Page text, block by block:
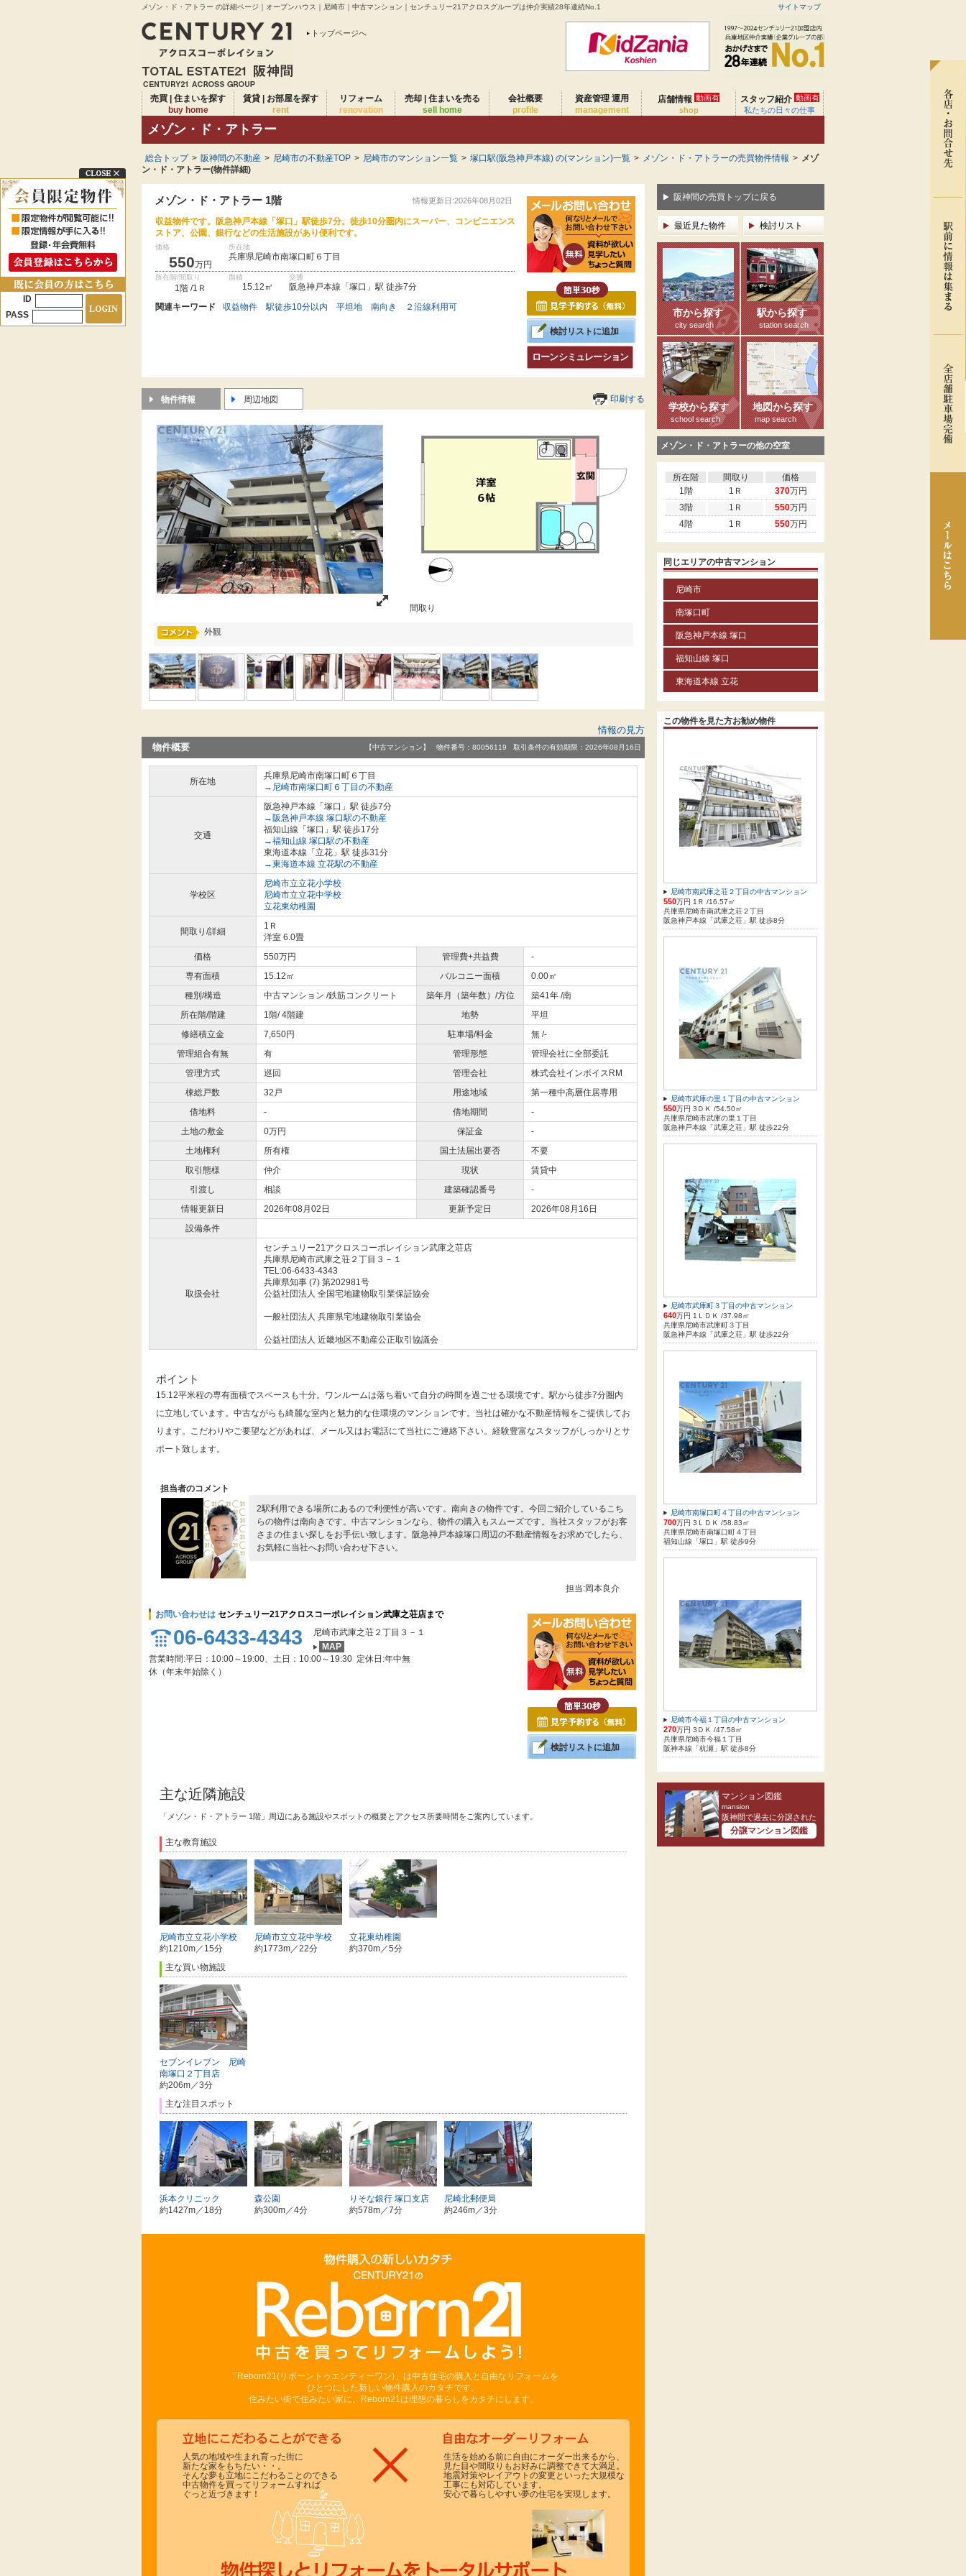
メゾン・ド・アトラー の詳細ページ｜オープンハウス｜尼崎市｜中古マンション｜センチュリー21アクロスグループは仲介実績28年連続No.1 サイトマップ
トップページへ
売買 | 住まいを探す
buy home
賃貸 | お部屋を探す
rent
リフォーム
renovation
売却 | 住まいを売る
sell home
会社概要
profile
資産管理 運用
management
店舗情報 動画有
shop
スタッフ紹介 動画有
私たちの日々の仕事
メゾン・ド・アトラー
総合トップ > 阪神間の不動産 > 尼崎市の不動産TOP > 尼崎市のマンション一覧 > 塚口駅(阪急神戸本線) の(マンション)一覧 > メゾン・ド・アトラーの売買物件情報 > メゾ
ン・ド・アトラー(物件詳細)
メゾン・ド・アトラー 1階 情報更新日:2026年08月02日
収益物件です。阪急神戸本線「塚口」駅徒歩7分。徒歩10分圏内にスーパー、コンビニエンス
ストア、公園、銀行などの生活施設があり便利です。
価格
550万円
所在地
兵庫県尼崎市南塚口町６丁目
所在階/間取り
1階 /1Ｒ
面積
15.12㎡
交通
阪急神戸本線「塚口」駅 徒歩7分
関連キーワード
収益物件 駅徒歩10分以内 平坦地 南向き ２沿線利用可
検討リストに追加
ローンシミュレーション
物件情報 周辺地図 印刷する
間取り
外観
情報の見方
物件概要
【中古マンション】 物件番号：80056119 取引条件の有効期限：2026年08月16日
所在地
兵庫県尼崎市南塚口町６丁目
→尼崎市南塚口町６丁目の不動産
交通
阪急神戸本線「塚口」駅 徒歩7分
→阪急神戸本線 塚口駅の不動産
福知山線「塚口」駅 徒歩17分
→福知山線 塚口駅の不動産
東海道本線「立花」駅 徒歩31分
→東海道本線 立花駅の不動産
学校区
尼崎市立立花小学校
尼崎市立立花中学校
立花東幼稚園
間取り/詳細
1Ｒ
洋室 6.0畳
価格
550万円 管理費+共益費
-
専有面積
15.12㎡ バルコニー面積
0.00㎡
種別/構造
中古マンション /鉄筋コンクリート 築年月（築年数）/方位
築41年 /南
所在階/階建
1階/ 4階建 地勢
平坦
修繕積立金
7,650円 駐車場/料金
無 /-
管理組合有無
有 管理形態
管理会社に全部委託
管理方式
巡回 管理会社
株式会社インボイスRM
棟総戸数
32戸 用途地域
第一種中高層住居専用
借地料
- 借地期間
-
土地の敷金
0万円 保証金
-
土地権利
所有権 国土法届出要否
不要
取引態様
仲介 現状
賃貸中
引渡し
相談 建築確認番号
-
情報更新日
2026年08月02日 更新予定日
2026年08月16日
設備条件
取扱会社
センチュリー21アクロスコーポレイション武庫之荘店
兵庫県尼崎市武庫之荘２丁目３－１
TEL:06-6433-4343
兵庫県知事 (7) 第202981号
公益社団法人 全国宅地建物取引業保証協会
一般社団法人 兵庫県宅地建物取引業協会
公益社団法人 近畿地区不動産公正取引協議会
ポイント
15.12平米程の専有面積でスペースも十分。ワンルームは落ち着いて自分の時間を過ごせる環境です。駅から徒歩7分圏内
に立地しています。中古ながらも綺麗な室内と魅力的な住環境のマンションです。当社は確かな不動産情報をご提供してお
ります。こだわりやご要望などがあれば、メール又はお電話にて当社にご連絡下さい。経験豊富なスタッフがしっかりとサ
ポート致します。
担当者のコメント
2駅利用できる場所にあるので利便性が高いです。南向きの物件です。今回ご紹介しているこち
らの物件は南向きです。中古マンションなら、物件の購入もスムーズです。当社スタッフがお客
さまの住まい探しをお手伝い致します。阪急神戸本線塚口周辺の不動産情報をお求めでしたら、
お気軽に当社へお問い合わせ下さい。
担当:岡本良介
お問い合わせは センチュリー21アクロスコーポレイション武庫之荘店まで
06-6433-4343
尼崎市武庫之荘２丁目３－１
MAP
営業時間:平日：10:00～19:00、土日：10:00～19:30 定休日:年中無
休（年末年始除く）
検討リストに追加
主な近隣施設
「メゾン・ド・アトラー 1階」周辺にある施設やスポットの概要とアクセス所要時間をご案内しています。
主な教育施設
尼崎市立立花小学校
約1210m／15分
尼崎市立立花中学校
約1773m／22分
立花東幼稚園
約370m／5分
主な買い物施設
セブンイレブン 尼崎
南塚口２丁目店
約206m／3分
主な注目スポット
浜本クリニック
約1427m／18分
森公園
約300m／4分
りそな銀行 塚口支店
約578m／7分
尼崎北郵便局
約246m／3分
「Reborn21(リボーントゥエンティーワン)」は中古住宅の購入と自由なリフォームを
ひとつにした新しい物件購入のカタチです。
住みたい街で住みたい家に。Reborn21は理想の暮らしをカタチにします。
人気の地域や生まれ育った街に
新たな家をもちたい・・。
そんな夢も立地にこだわることのできる
中古物件を買ってリフォームすれば
ぐっと近づきます！
生活を始める前に自由にオーダー出来るから、
見た目や間取りもお好みに調整できて大満足。
地震対策やレイアウトの変更といった大規模な
工事にも対応しています。
安心で暮らしやすい夢の住宅を実現します。
阪神間の売買トップに戻る
最近見た物件 検討リスト
市から探す
city search
駅から探す
station search
学校から探す
school search
地図から探す
map search
メゾン・ド・アトラーの他の空室
所在階 間取り
価格
1階
1Ｒ 370万円
3階
1Ｒ 550万円
4階
1Ｒ 550万円
同じエリアの中古マンション
尼崎市
南塚口町
阪急神戸本線 塚口
福知山線 塚口
東海道本線 立花
この物件を見た方お勧め物件
尼崎市南武庫之荘２丁目の中古マンション
550万円 1Ｒ /16.57㎡
兵庫県尼崎市南武庫之荘２丁目
阪急神戸本線「武庫之荘」駅 徒歩8分
尼崎市武庫の里１丁目の中古マンション
550万円 3ＤＫ /54.50㎡
兵庫県尼崎市武庫の里１丁目
阪急神戸本線「武庫之荘」駅 徒歩22分
尼崎市武庫町３丁目の中古マンション
640万円 1ＬＤＫ /37.98㎡
兵庫県尼崎市武庫町３丁目
阪急神戸本線「武庫之荘」駅 徒歩22分
尼崎市南塚口町４丁目の中古マンション
700万円 3ＬＤＫ /58.83㎡
兵庫県尼崎市南塚口町４丁目
福知山線「塚口」駅 徒歩9分
尼崎市今福１丁目の中古マンション
270万円 3ＤＫ /47.58㎡
兵庫県尼崎市今福１丁目
阪神本線「杭瀬」駅 徒歩8分
マンション図鑑
mansion
阪神間で過去に分譲された
分譲マンション図鑑
ID
PASS